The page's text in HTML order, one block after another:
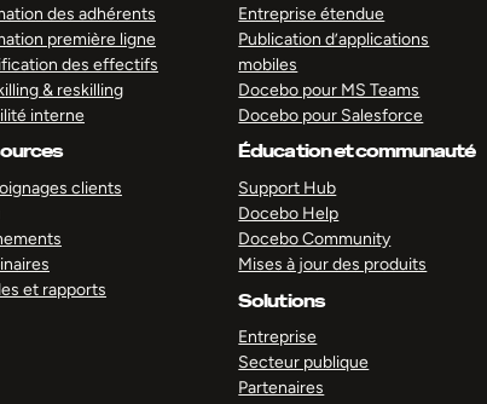
des adhérents
première ligne
des effectifs
& reskilling
interne
clients
et rapports
Entreprise étendue
Publication d’applications
mobiles
Docebo pour MS Teams
Docebo pour Salesforce
Éducation et communauté
Support Hub
Docebo Help
Docebo Community
Mises à jour des produits
Solutions
Entreprise
Secteur publique
Partenaires